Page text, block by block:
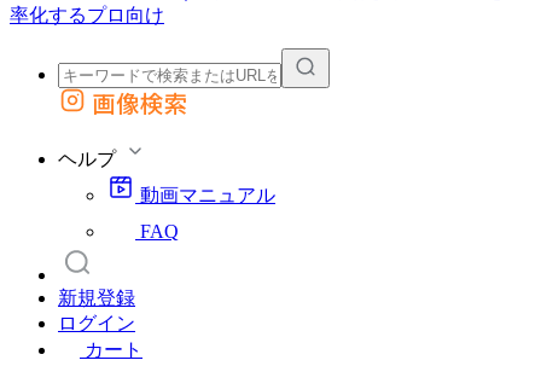
外部サイトの商品をカートに追加
画像検索
ヘルプ
動画マニュアル
FAQ
新規登録
ログイン
カート